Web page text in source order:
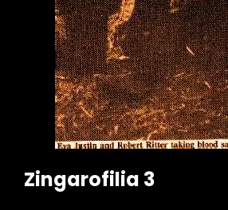
Zingarofilia 3